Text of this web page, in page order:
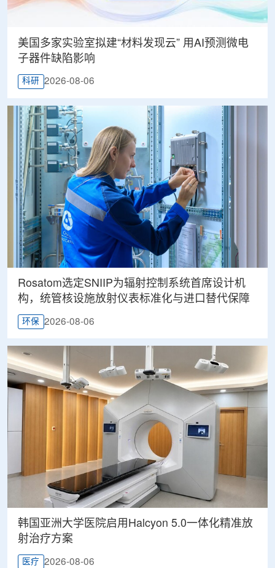
美国多家实验室拟建“材料发现云” 用AI预测微电
子器件缺陷影响
科研 2026-08-06
Rosatom选定SNIIP为辐射控制系统首席设计机
构，统管核设施放射仪表标准化与进口替代保障
环保 2026-08-06
韩国亚洲大学医院启用Halcyon 5.0一体化精准放
射治疗方案
医疗 2026-08-06